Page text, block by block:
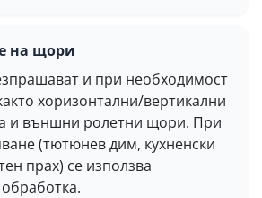
на щори
и при необходимост
хоризонтални/вертикални
и външни ролетни щори. При
(тютюнев дим, кухненски
прах) се използва